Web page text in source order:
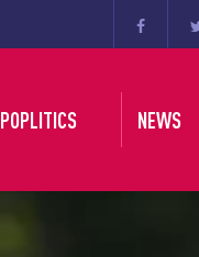
POPLITICS NEWS